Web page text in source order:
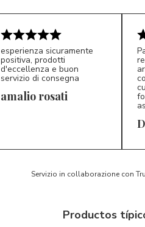
esperienza sicuramente
positiva, prodotti
d'eccellenza e buon
servizio di consegna
amalio rosati
D*
Servizio in collaborazione con